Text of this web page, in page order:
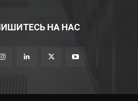
НА НАС